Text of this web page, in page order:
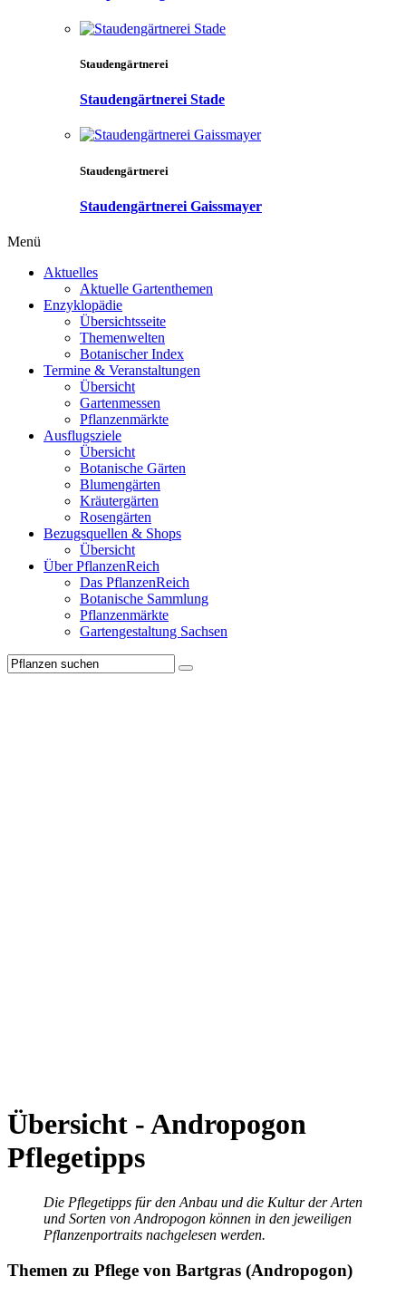
Staudengärtnerei
Staudengärtnerei Stade
Staudengärtnerei
Staudengärtnerei Gaissmayer
Menü
Aktuelles
Aktuelle Gartenthemen
Enzyklopädie
Übersichtsseite
Themenwelten
Botanischer Index
Termine & Veranstaltungen
Übersicht
Gartenmessen
Pflanzenmärkte
Ausflugsziele
Übersicht
Botanische Gärten
Blumengärten
Kräutergärten
Rosengärten
Bezugsquellen & Shops
Übersicht
Über PflanzenReich
Das PflanzenReich
Botanische Sammlung
Pflanzenmärkte
Gartengestaltung Sachsen
Übersicht - Andropogon
Pflegetipps
Die Pflegetipps für den Anbau und die Kultur der Arten
und Sorten von Andropogon können in den jeweiligen
Pflanzenportraits nachgelesen werden.
Themen zu Pflege von Bartgras (Andropogon)